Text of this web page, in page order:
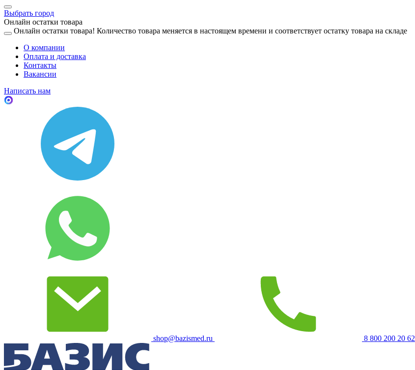
Выбрать город
Онлайн остатки товара
Онлайн остатки товара! Количество товара меняется в настоящем времени и соответствует остатку товара на складе
О компании
Оплата и доставка
Контакты
Вакансии
Написать нам
shop@bazismed.ru 8 800 200 20 62